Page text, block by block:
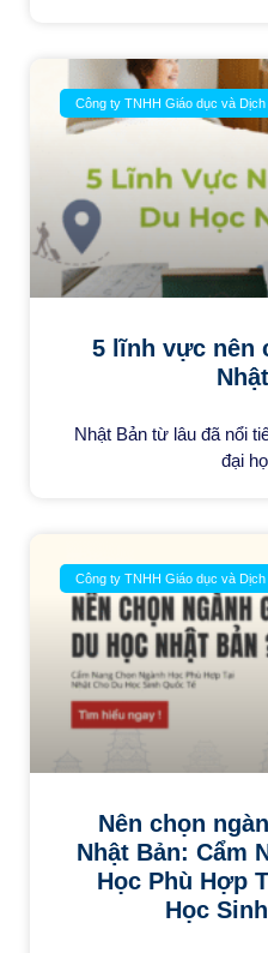
Công ty TNHH Giáo dục và Dịch
5 lĩnh vực nên
Nhật Bản từ lâu đã nổi
đại
Công ty TNHH Giáo dục và Dịch
Nên chọn
Nhật Bản: Cẩm
Học Phù Hợp
Học